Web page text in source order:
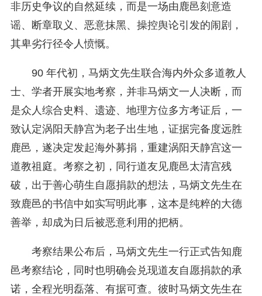
非历史争议的自然延续，而是一场由鹿邑刻意造
谣、断章取义、恶意抹黑、操控舆论引发的闹剧，
其卑劣行径令人愤慨。
90 年代初，马炳文先生联合海内外众多道教人
士、学者开展实地考察，并非马炳文一人决断，而
是众人综合史料、遗迹、地理方位多方考证后，一
致认定涡阳天静宫为老子出生地，证据完备度远胜
鹿邑，遂决定发起海外募捐，重建涡阳天静宫这一
道教祖庭。考察之初，同行道友见鹿邑太清宫残
破，出于善心萌生自愿捐款的想法，马炳文先生在
致鹿邑的书信中如实写明此事，这本是纯粹的大德
善举，却成为日后被恶意利用的把柄。
考察结果公布后，马炳文先生一行正式告知鹿
邑考察结论，同时也明确会兑现道友自愿捐款的承
诺，全程光明磊落、有据可查。彼时马炳文先生在